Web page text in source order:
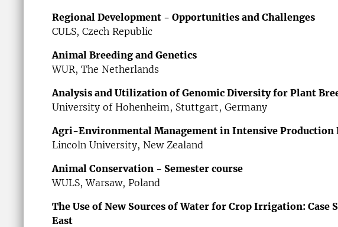
Regional Development - Opportunities and Challenges
CULS, Czech Republic
Animal Breeding and Genetics
WUR, The Netherlands
Analysis and Utilization of Genomic Diversity for Plant
University of Hohenheim, Stuttgart, Germany
Agri-Environmental Management in Intensive Production
Lincoln University, New Zealand
Animal Conservation - Semester course
WULS, Warsaw, Poland
The Use of New Sources of Water for Crop Irrigation: Case
East